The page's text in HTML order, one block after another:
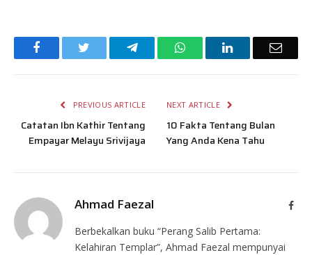
Facebook TelegramWhatsAppLinkedIn Email
PREVIOUS ARTICLE
Catatan Ibn Kathir Tentang
Empayar Melayu Srivijaya
NEXT ARTICLE
10 Fakta Tentang Bulan
Yang Anda Kena Tahu
Ahmad Faezal
Berbekalkan buku “Perang Salib Pertama:
Kelahiran Templar”, Ahmad Faezal mempunyai